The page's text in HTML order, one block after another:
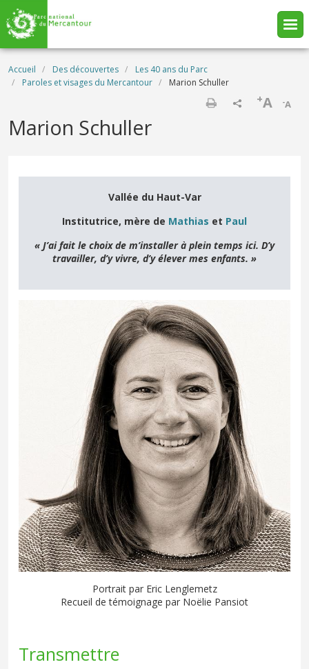
Aller au contenu principal
Fil d'Ariane
Accueil Des découvertes
Les 40 ans du Parc
Paroles et visages du Mercantour
Marion Schuller
-A
+A
Marion Schuller
Vallée du Haut-Var
Institutrice, mère de Mathias et Paul
« J’ai fait le choix de m’installer à plein temps ici. D’y
travailler, d’y vivre, d’y élever mes enfants. »
Portrait par Eric Lenglemetz
Recueil de témoignage par Noëlie Pansiot
Transmettre